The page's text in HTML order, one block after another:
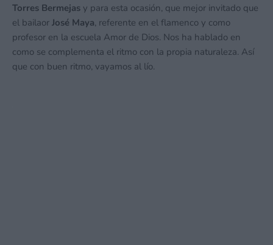
Torres Bermejas y para esta ocasión, que mejor invitado que
el bailaor José Maya, referente en el flamenco y como
profesor en la escuela Amor de Dios. Nos ha hablado en
como se complementa el ritmo con la propia naturaleza. Así
que con buen ritmo, vayamos al lío.